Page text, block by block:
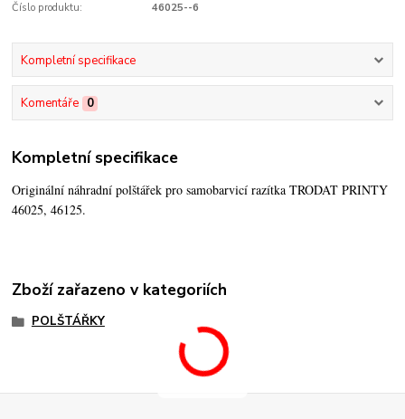
Číslo produktu: 46025--6
Kompletní specifikace
Komentáře 0
Kompletní specifikace
Originální náhradní polštářek pro samobarvicí razítka TRODAT PRINTY
46025, 46125.
Zboží zařazeno v kategoriích
POLŠTÁŘKY